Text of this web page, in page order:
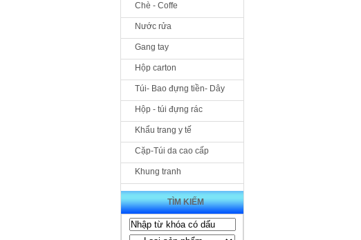
Chè - Coffe
Nước rửa
Gang tay
Hộp carton
Túi- Bao đựng tiền- Dây
Hộp - túi đựng rác
Khẩu trang y tế
Cặp-Túi da cao cấp
Khung tranh
TÌM KIẾM